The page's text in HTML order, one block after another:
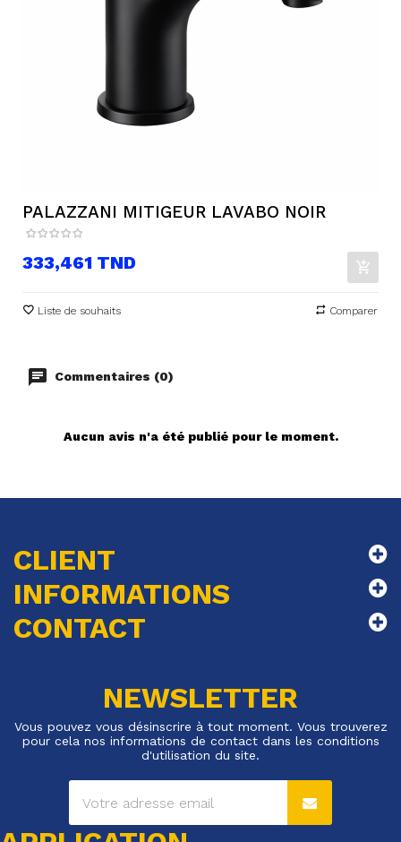
PALAZZANI MITIGEUR LAVABO NOIR
Prix
333,461 TND
Liste de souhaits Comparer
Commentaires (0)
Aucun avis n'a été publié pour le moment.
CLIENT
INFORMATIONS
CONTACT
NEWSLETTER
Vous pouvez vous désinscrire à tout moment. Vous trouverez
pour cela nos informations de contact dans les conditions
d'utilisation du site.